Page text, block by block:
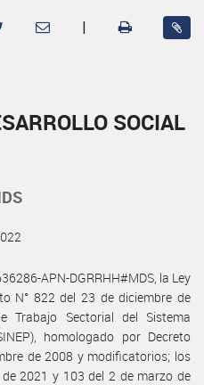
|
SOCIAL
APN-DGRRHH#MDS, la Ley
N° 822 del 23 de diciembre de
Trabajo Sectorial del Sistema
homologado por Decreto
de 2008 y modificatorios; los
2021 y 103 del 2 de marzo de